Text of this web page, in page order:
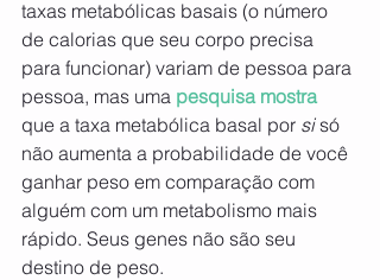
taxas metabólicas basais (o número
de calorias que seu corpo precisa
para funcionar) variam de pessoa para
pessoa, mas uma pesquisa mostra
que a taxa metabólica basal por si só
não aumenta a probabilidade de você
ganhar peso em comparação com
alguém com um metabolismo mais
rápido. Seus genes não são seu
destino de peso.